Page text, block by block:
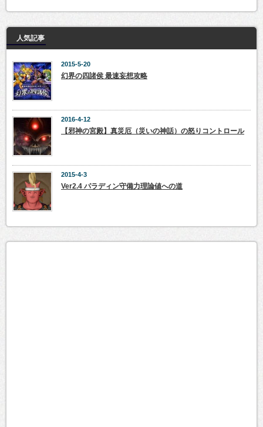
人気記事
2015-5-20
幻界の四諸侯 最速妄想攻略
2016-4-12
【邪神の宮殿】真災厄（災いの神話）の怒りコントロール
2015-4-3
Ver2.4 パラディン守備力理論値への道